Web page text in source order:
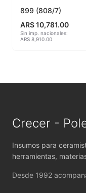
MAYCO
MAYCO E & E
MAYCO
MAYCO
MAYCO
899 (808/7)
ARS 10,781.00
Sin imp. nacionales:
ARS 8,910.00
Crecer -
Insumos para
herramientas,
Desde 1992